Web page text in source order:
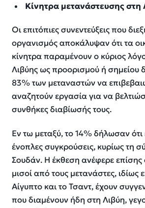
Κίνητρα μετανάστευσης στη
Οι επιτόπιες συνεντεύξεις που
οργανισμός αποκάλυψαν ότι τα
κίνητρα παραμένουν ο κύριος
Λιβύης ως προορισμού ή σημείου
83% των μεταναστών να
αναζητούν εργασία για να
συνθήκες διαβίωσής τους.
Εν τω μεταξύ, το 14% δήλωσαν ότι
ένοπλες συγκρούσεις, κυρίως τη
Σουδάν. Η έκθεση ανέφερε επίσης
μισοί από τους μετανάστες, ιδίως
Αίγυπτο και το Τσαντ, έχουν
που διαμένουν ήδη στη Λιβύη,